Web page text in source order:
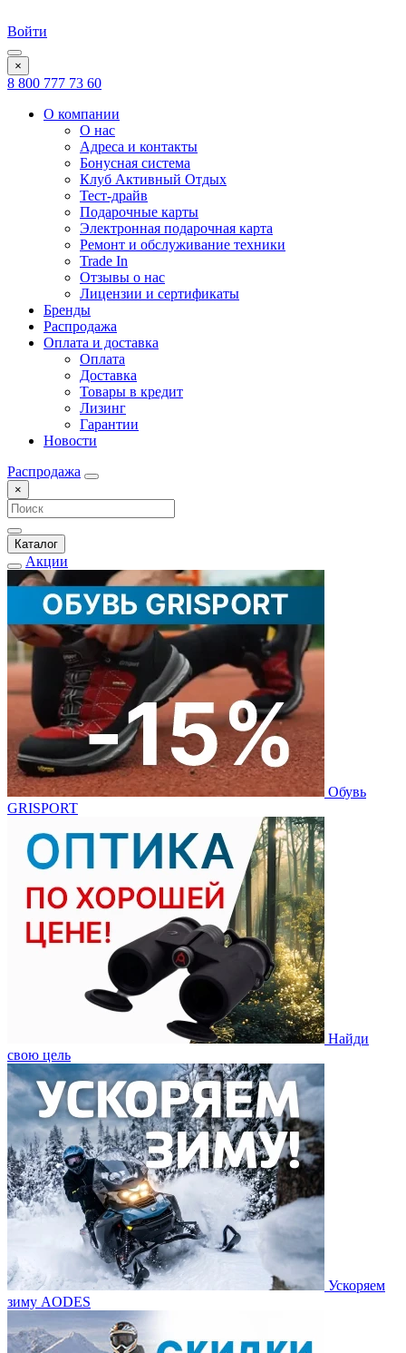
Войти
×
8 800 777 73 60
О компании
О нас
Адреса и контакты
Бонусная система
Клуб Активный Отдых
Тест-драйв
Подарочные карты
Электронная подарочная карта
Ремонт и обслуживание техники
Trade In
Отзывы о нас
Лицензии и сертификаты
Бренды
Распродажа
Оплата и доставка
Оплата
Доставка
Товары в кредит
Лизинг
Гарантии
Новости
Распродажа
×
Каталог
Акции
Обувь
GRISPORT
Найди
свою цель
Ускоряем
зиму AODES